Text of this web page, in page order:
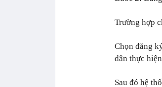
Trường hợp
Chọn đăng
dân thực
Sau đó hệ